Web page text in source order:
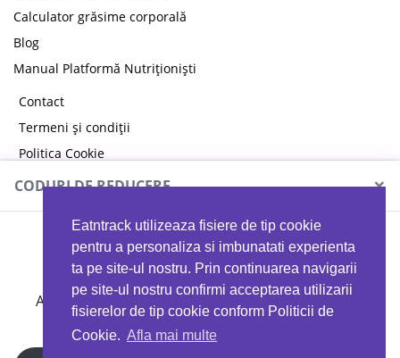
Eatntrack utilizeaza fisiere de tip cookie
pentru a personaliza si imbunatati experienta
ta pe site-ul nostru. Prin continuarea navigarii
pe site-ul nostru confirmi acceptarea utilizarii
fisierelor de tip cookie conform Politicii de
Cookie. Afla mai multe
Calculator grăsime corporală
Blog
Manual Platformă Nutriționiști
Contact
Termeni și condiții
Politica Cookie
Politica de confidențialitate
CODURI DE REDUCERE ×
MYPROTEIN
Ai 40%reducere la orice comandă folosind codul
EATTRACK